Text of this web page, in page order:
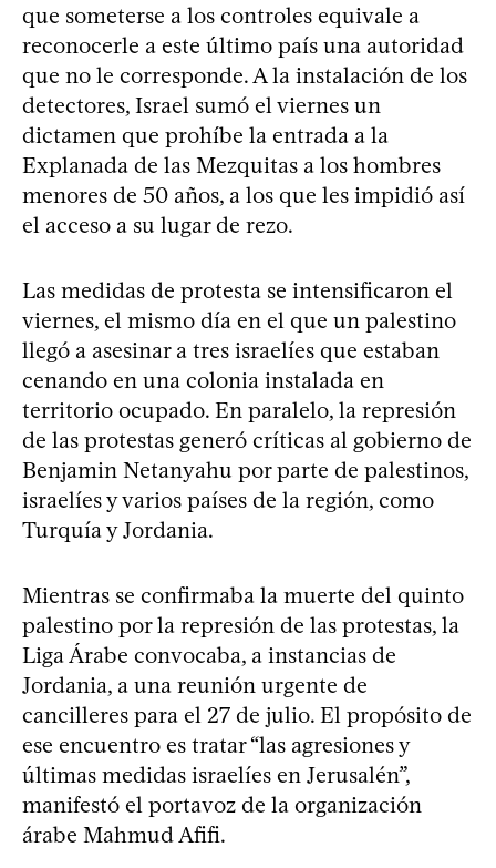
que someterse a los controles equivale a
reconocerle a este último país una autoridad
que no le corresponde. A la instalación de los
detectores, Israel sumó el viernes un
dictamen que prohíbe la entrada a la
Explanada de las Mezquitas a los hombres
menores de 50 años, a los que les impidió así
el acceso a su lugar de rezo.
Las medidas de protesta se intensificaron el
viernes, el mismo día en el que un palestino
llegó a asesinar a tres israelíes que estaban
cenando en una colonia instalada en
territorio ocupado. En paralelo, la represión
de las protestas generó críticas al gobierno de
Benjamin Netanyahu por parte de palestinos,
israelíes y varios países de la región, como
Turquía y Jordania.
Mientras se confirmaba la muerte del quinto
palestino por la represión de las protestas, la
Liga Árabe convocaba, a instancias de
Jordania, a una reunión urgente de
cancilleres para el 27 de julio. El propósito de
ese encuentro es tratar “las agresiones y
últimas medidas israelíes en Jerusalén”,
manifestó el portavoz de la organización
árabe Mahmud Afifi.